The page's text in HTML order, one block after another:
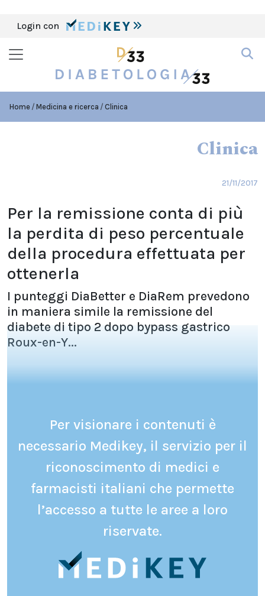
Login con
Home Medicina e ricerca Clinica
Clinica
21/11/2017
Per la remissione conta di più
la perdita di peso percentuale
della procedura effettuata per
ottenerla
I punteggi DiaBetter e DiaRem prevedono
in maniera simile la remissione del
diabete di tipo 2 dopo bypass gastrico
Roux-en-Y...
Per visionare i contenuti è
necessario Medikey, il servizio per il
riconoscimento di medici e
farmacisti italiani che permette
l’accesso a tutte le aree a loro
riservate.